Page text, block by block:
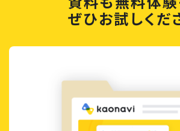
ぜひお試しくだ